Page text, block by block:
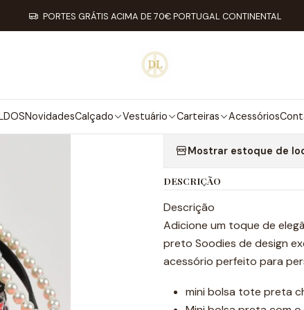
NovidadesCalçado Vestuário Carteiras Acessórios
PORTES GRÁTIS ACIMA DE 70€ PORTUGAL CONTINENTAL
Início Acessórios Keyring Pérolas
|
KEYRING
Quantidade
Mostrar estoque de
DESCRIÇÃO
Descrição
Adicione um toque de
preto Soodies de design
acessório perfeito para
mini bolsa tote preta